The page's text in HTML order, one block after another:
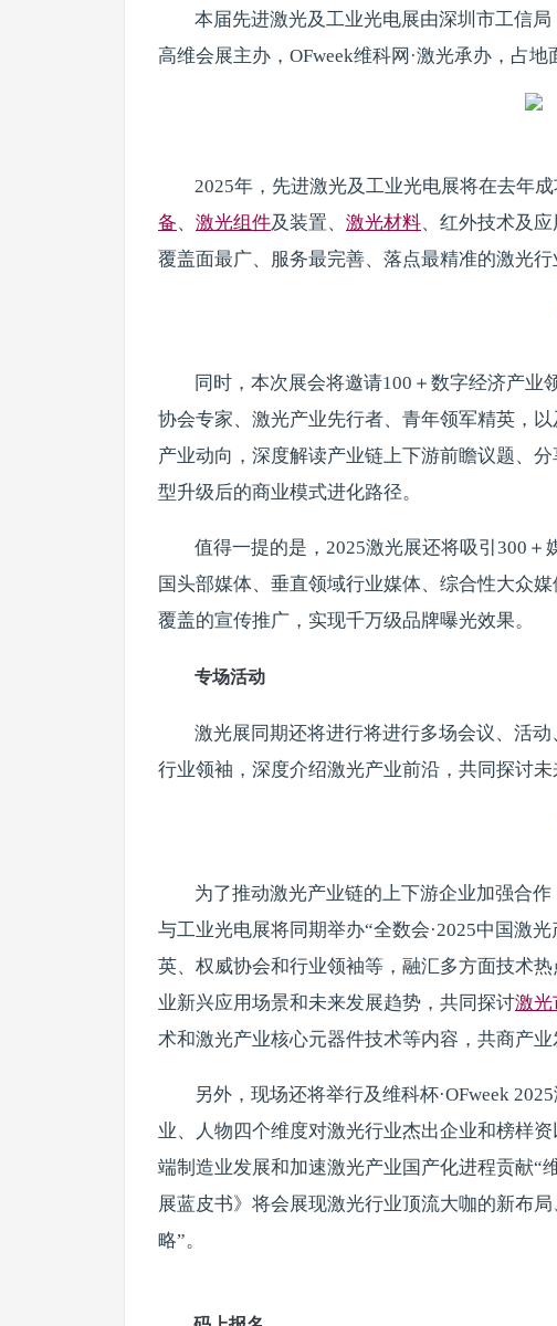
本届先进激光及工业光电展由深圳市工信局
高维会展主办，OFweek维科网·激光承办，占地
2025年，先进激光及工业光电展将在去年
备、 激光组件及装置、 激光材料、红外技术及
覆盖面最广、服务最完善、落点最精准的激光
同时，本次展会将邀请100＋数字经济产业
协会专家、激光产业先行者、青年领军精英，
产业动向，深度解读产业链上下游前瞻议题、
型升级后的商业模式进化路径。
值得一提的是，2025激光展还将吸引300＋
国头部媒体、垂直领域行业媒体、综合性大众
覆盖的宣传推广，实现千万级品牌曝光效果。
专场活动
激光展同期还将进行将进行多场会议、活
行业领袖，深度介绍激光产业前沿，共同探讨未
为了推动激光产业链的上下游企业加强合
与工业光电展将同期举办“全数会·2025中国激
英、权威协会和行业领袖等，融汇多方面技术
业新兴应用场景和未来发展趋势，共同探讨激光
术和激光产业核心元器件技术等内容，共商产业
另外，现场还将举行及维科杯·OFweek
业、人物四个维度对激光行业杰出企业和榜样
端制造业发展和加速激光产业国产化进程贡献“
展蓝皮书》将会展现激光行业顶流大咖的新布
略”。